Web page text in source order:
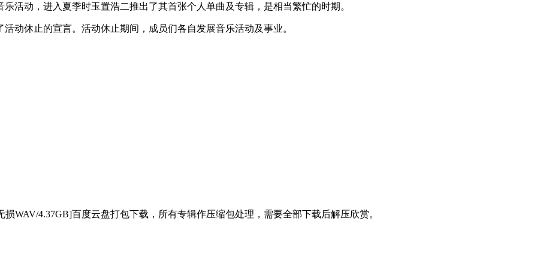
活动，进入夏季时玉置浩二推出了其首张个人单曲及专辑，是相当繁忙的时期。
动休止的宣言。活动休止期间，成员们各自发展音乐活动及事业。
WAV/4.37GB]百度云盘打包下载，所有专辑作压缩包处理，需要全部下载后解压欣赏。